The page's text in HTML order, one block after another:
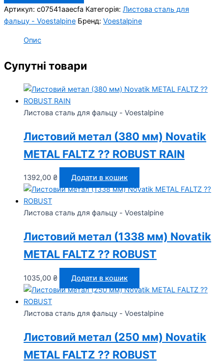
METAL
FALTZ
⁇
8004
кількість
Артикул: c07541aaecfa Категорія: Листова сталь для
фальцу - Voestalpine Бренд: Voestalpine
Опис
Супутні товари
Листова сталь для фальцу - Voestalpine
Листовий метал (380 мм) Novatik
METAL FALTZ ⁇ ROBUST RAIN
1392,00 ₴ Додати в кошик
Листова сталь для фальцу - Voestalpine
Листовий метал (1338 мм) Novatik
METAL FALTZ ⁇ ROBUST
1035,00 ₴ Додати в кошик
Листова сталь для фальцу - Voestalpine
Листовий метал (250 мм) Novatik
METAL FALTZ ⁇ ROBUST